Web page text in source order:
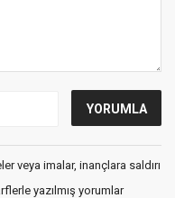
veya imalar, inançlara saldırı
yazılmış yorumlar